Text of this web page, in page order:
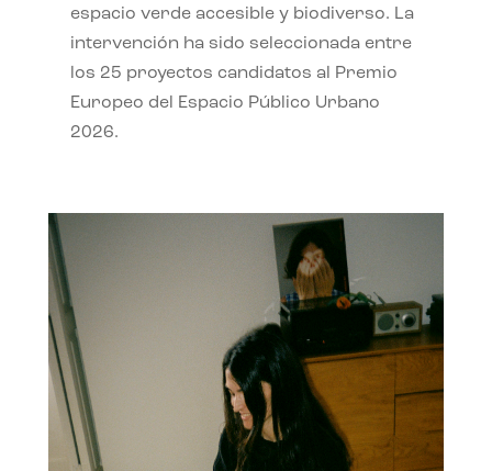
espacio verde accesible y biodiverso. La
intervención ha sido seleccionada entre
los 25 proyectos candidatos al Premio
Europeo del Espacio Público Urbano
2026.